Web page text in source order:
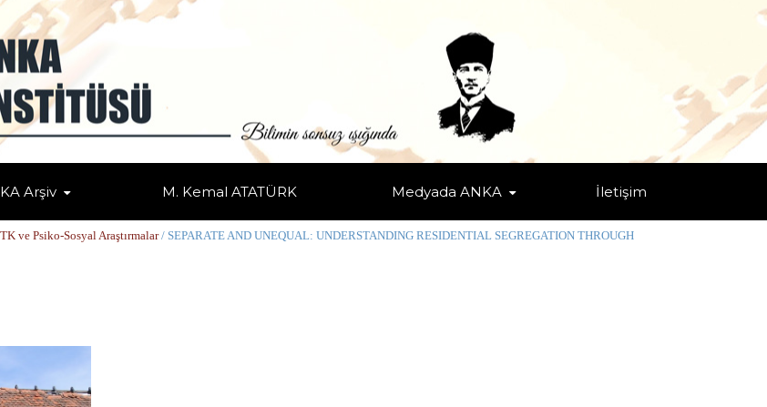
Arşiv M. Kemal ATATÜRK Medyada ANKA İletişim
RESIDENTIAL SEGREGATION THROUGH RESIDENTIAL MOBILITY
ve Psiko-Sosyal Araştırmalar/ SEPARATE AND UNEQUAL: UNDERSTANDING RESIDENTIAL SEGREGATION THROUGH